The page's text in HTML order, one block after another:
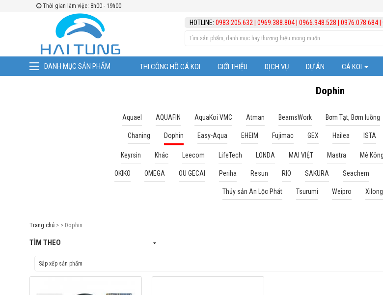
Thời gian làm việc: 8h00 - 19h00
HOTLINE:0983.205.632 |0969.388.804|0966.948.528 |0976.078.684|
DANH MỤC SẢN PHẨM THI CÔNG HỒ CÁ KOI GIỚI THIỆU DỊCH VỤ DỰ ÁN CÁ KOI
Cá Koi Nhật Bản
Dophin
Aquael AQUAFIN AquaKoi VMC Atman BeamsWork Bơm Tạt, Bơm luồng
Chaning Dophin Easy-Aqua EHEIM Fujimac GEX Hailea ISTA
Keyrsin Khác Leecom LifeTech LONDA MAI VIỆT Mastra Mê Kông
OKIKO OMEGA OU GECAI Periha Resun RIO SAKURA Seachem
Thủy sản An Lộc Phát Tsurumi Weipro Xilong
Trang chủ > > Dophin
TÌM THEO